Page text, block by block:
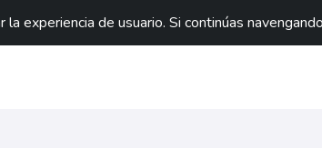
experiencia de usuario. Si continúas